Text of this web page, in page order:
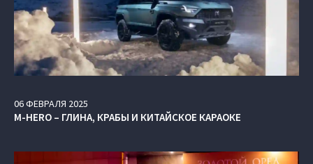
06ФЕВРАЛЯ 2025
M-HERO – ГЛИНА, КРАБЫ И КИТАЙСКОЕ КАРАОКЕ